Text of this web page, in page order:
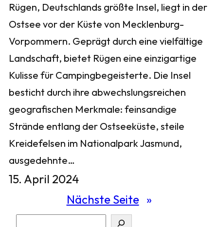
Rügen, Deutschlands größte Insel, liegt in der
Ostsee vor der Küste von Mecklenburg-
Vorpommern. Geprägt durch eine vielfältige
Landschaft, bietet Rügen eine einzigartige
Kulisse für Campingbegeisterte. Die Insel
besticht durch ihre abwechslungsreichen
geografischen Merkmale: feinsandige
Strände entlang der Ostseeküste, steile
Kreidefelsen im Nationalpark Jasmund,
ausgedehnte…
15. April 2024
Nächste Seite »